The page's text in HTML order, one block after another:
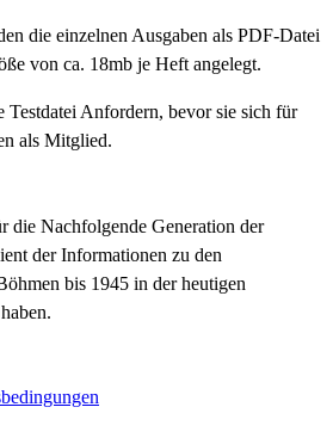
die einzelnen Ausgaben als PDF-Datei
von ca. 18mb je Heft angelegt.
Testdatei Anfordern, bevor sie sich für
als Mitglied.
die Nachfolgende Generation der
der Informationen zu den
bis 1945 in der heutigen